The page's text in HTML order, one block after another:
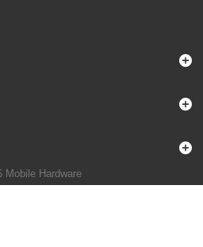
Mobile Hardware